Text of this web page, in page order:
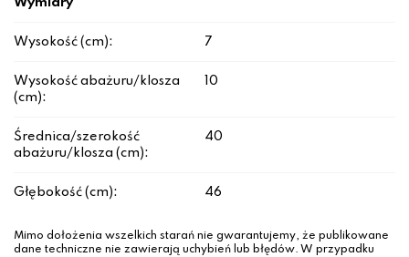
Wymiary
Wysokość (cm): 7
Wysokość abażuru/klosza
(cm):
10
Średnica/szerokość
abażuru/klosza (cm):
40
Głębokość (cm): 46
Mimo dołożenia wszelkich starań nie gwarantujemy, że publikowane
dane techniczne nie zawierają uchybień lub błędów. W przypadku